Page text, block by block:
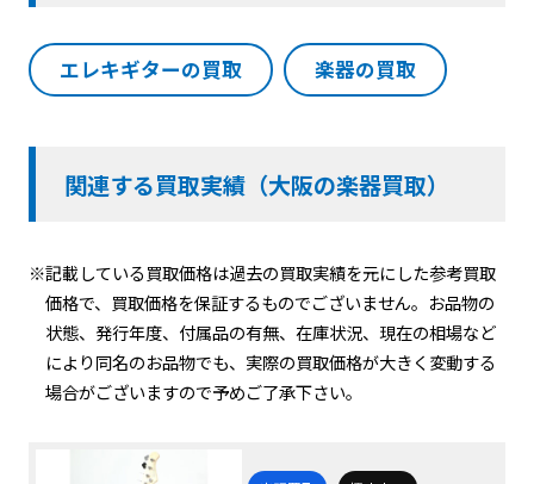
エレキギターの買取 楽器の買取
関連する買取実績（大阪の楽器買取）
※記載している買取価格は過去の買取実績を元にした参考買取
価格で、買取価格を保証するものでございません。お品物の
状態、発行年度、付属品の有無、在庫状況、現在の相場など
により同名のお品物でも、実際の買取価格が大きく変動する
場合がございますので予めご了承下さい。